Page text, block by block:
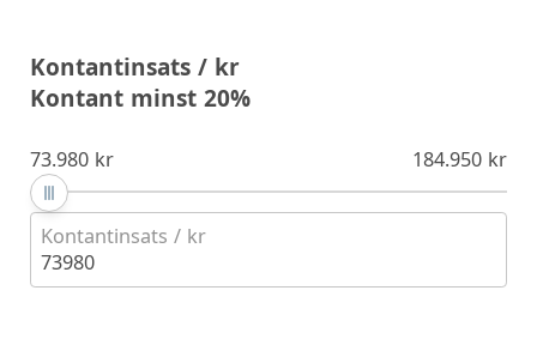
Kontantinsats / kr
Kontant minst 20%
73.980 kr 184.950 kr
Kontantinsats / kr
73980